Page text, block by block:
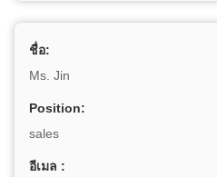
ชื่อ:
Ms. Jin
Position:
sales
อีเมล :